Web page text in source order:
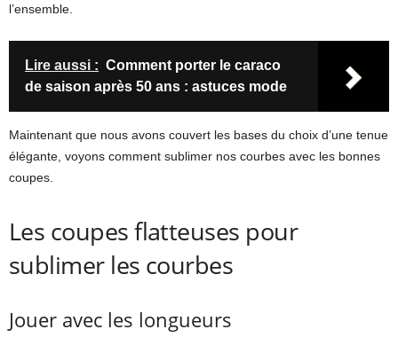
l’ensemble.
Lire aussi : Comment porter le caraco
de saison après 50 ans : astuces mode
Maintenant que nous avons couvert les bases du choix d’une tenue
élégante, voyons comment sublimer nos courbes avec les bonnes
coupes.
Les coupes flatteuses pour
sublimer les courbes
Jouer avec les longueurs